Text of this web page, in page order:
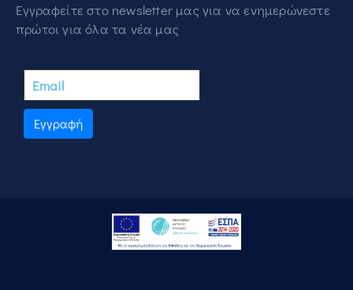
Εγγραφείτε στο newsletter μας για να ενημερώνεστε
πρώτοι για όλα τα νέα μας
Εγγραφή